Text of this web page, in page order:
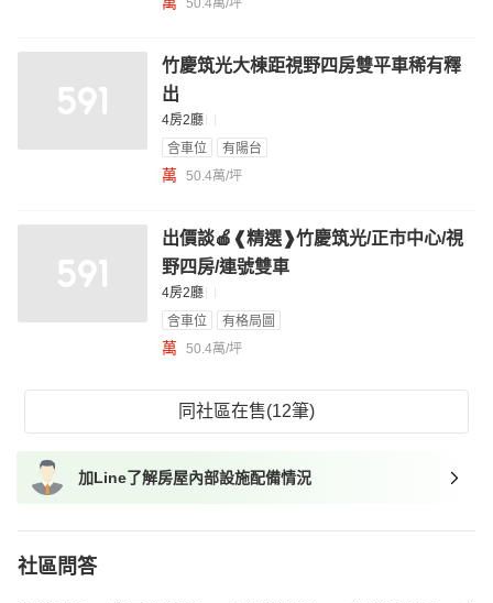
50.4萬/坪
竹慶筑光大棟距視野四房雙平車稀有釋
出
4房2廳
含車位
有陽台
萬 50.4萬/坪
出價談🍎❰精選❱竹慶筑光/正市中心/視
野四房/連號雙車
4房2廳
含車位
有格局圖
萬 50.4萬/坪
同社區在售(12筆)
加Line了解房屋內部設施配備情況
社區問答